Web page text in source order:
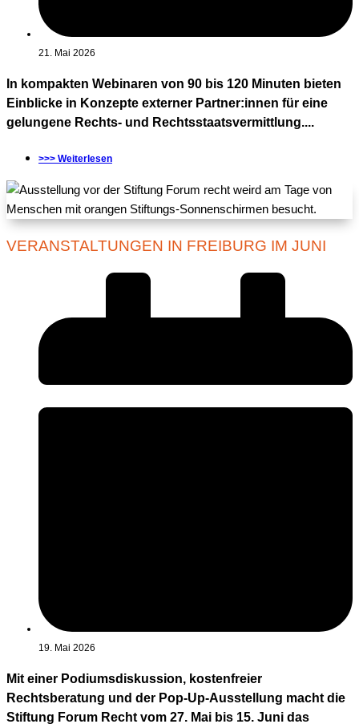
21. Mai 2026
In kompakten Webinaren von 90 bis 120 Minuten bieten
Einblicke in Konzepte externer Partner:innen für eine
gelungene Rechts- und Rechtsstaatsvermittlung....
>>> Weiterlesen
VERANSTALTUNGEN IN FREIBURG IM JUNI
19. Mai 2026
Mit einer Podiumsdiskussion, kostenfreier
Rechtsberatung und der Pop-Up-Ausstellung macht die
Stiftung Forum Recht vom 27. Mai bis 15. Juni das